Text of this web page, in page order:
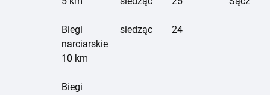
Biegi
narciarskie
10 km
Biegi
siedząc 24